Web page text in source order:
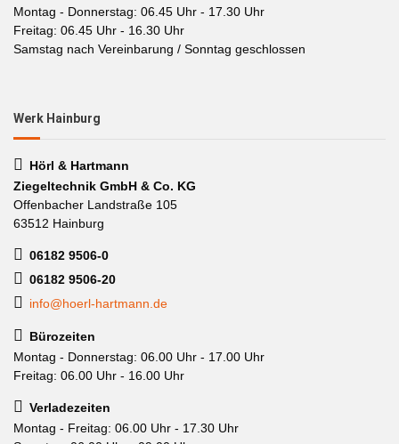
Montag - Donnerstag: 06.45 Uhr - 17.30 Uhr
Freitag: 06.45 Uhr - 16.30 Uhr
Samstag nach Vereinbarung / Sonntag geschlossen
Werk Hainburg
Hörl & Hartmann
Ziegeltechnik GmbH & Co. KG
Offenbacher Landstraße 105
63512 Hainburg
06182 9506-0
06182 9506-20
info@hoerl-hartmann.de
Bürozeiten
Montag - Donnerstag: 06.00 Uhr - 17.00 Uhr
Freitag: 06.00 Uhr - 16.00 Uhr
Verladezeiten
Montag - Freitag: 06.00 Uhr - 17.30 Uhr